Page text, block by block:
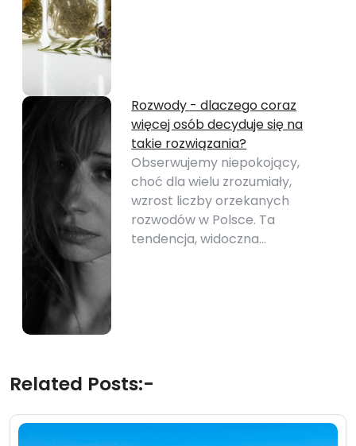
Rozwody - dlaczego coraz
więcej osób decyduje się na
takie rozwiązania?
Obserwujemy niepokojący,
choć dla wielu zrozumiały,
wzrost liczby orzekanych
rozwodów w Polsce. Ta
tendencja, widoczna…
Related Posts:-